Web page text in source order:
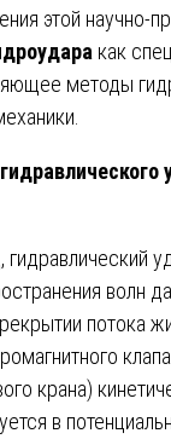
этой научно-
как
методы
волн
потока
крана)
в